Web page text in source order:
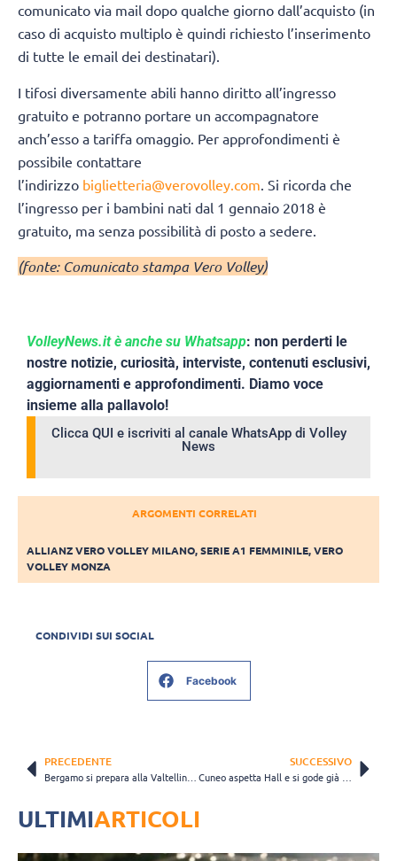
comunicato via mail dopo qualche giorno dall’acquisto (in
caso di acquisto multiplo è quindi richiesto l’inserimento
di tutte le email dei destinatari).
I tifosi diversamente abili hanno diritto all’ingresso
gratuito e potranno portare un accompagnatore
anch’esso a tariffa omaggio. Per approfondimenti è
possibile contattare
l’indirizzo biglietteria@verovolley.com . Si ricorda che
l’ingresso per i bambini nati dal 1 gennaio 2018 è
gratuito, ma senza possibilità di posto a sedere.
(fonte: Comunicato stampa Vero Volley)
VolleyNews.it è anche su Whatsapp: non perderti le
nostre notizie, curiosità, interviste, contenuti esclusivi,
aggiornamenti e approfondimenti. Diamo voce
insieme alla pallavolo!
Clicca QUI e iscriviti al canale WhatsApp di Volley
News
ARGOMENTI CORRELATI
ALLIANZ VERO VOLLEY MILANO,SERIE A1 FEMMINILE,VERO
VOLLEY MONZA
CONDIVIDI SUI SOCIAL
Facebook
PRECEDENTE
Bergamo si prepara alla Valtellina Summer League: sabato 16 sfida al Mulhouse Alsace
SUCCESSIVO
Cuneo aspetta Hall e si gode già una super Adelusi, top scorer contro Mondovì
ULTIMIARTICOLI